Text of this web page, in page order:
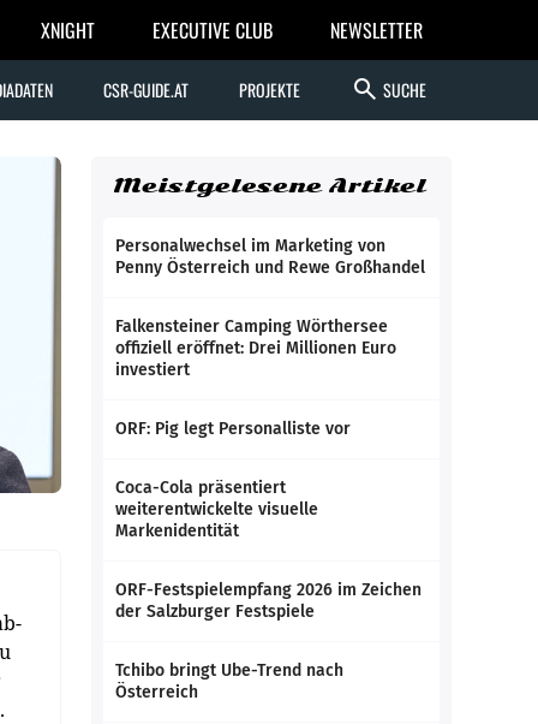
XNIGHT EXECUTIVE CLUB NEWSLETTER
CSR-GUIDE.AT PROJEKTE search SUCHE
Meistgelesene Artikel
Personalwechsel im Marketing von
Penny Österreich und Rewe Großhandel
Falkensteiner Camping Wörthersee
offiziell eröffnet: Drei Millionen Euro
investiert
ORF: Pig legt Personalliste vor
Coca-Cola präsentiert
weiterentwickelte visuelle
Markenidentität
ORF-Festspielempfang 2026 im Zeichen
der Salzburger Festspiele
Tchibo bringt Ube-Trend nach
Österreich